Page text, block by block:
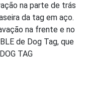
na parte de trás
da tag em aço.
na frente e no
de Dog Tag, que
TAG